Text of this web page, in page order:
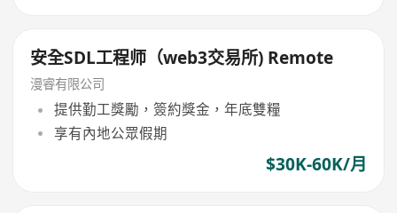
安全SDL工程师（web3交易所) Remote
漫睿有限公司
提供勤工獎勵，簽約獎金，年底雙糧
享有內地公眾假期
$30K-60K/月